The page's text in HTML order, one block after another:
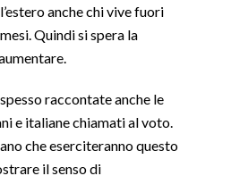
anche chi vive fuori
Quindi si spera la
raccontate anche le
e italiane chiamati al voto.
che eserciteranno questo
il senso di